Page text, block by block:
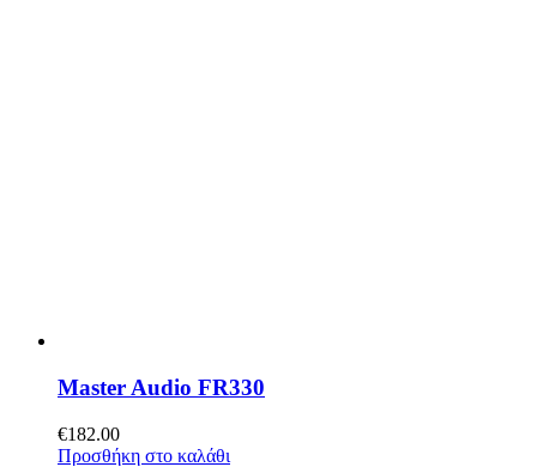
Master Audio FR330
€182.00
Προσθήκη στο καλάθι